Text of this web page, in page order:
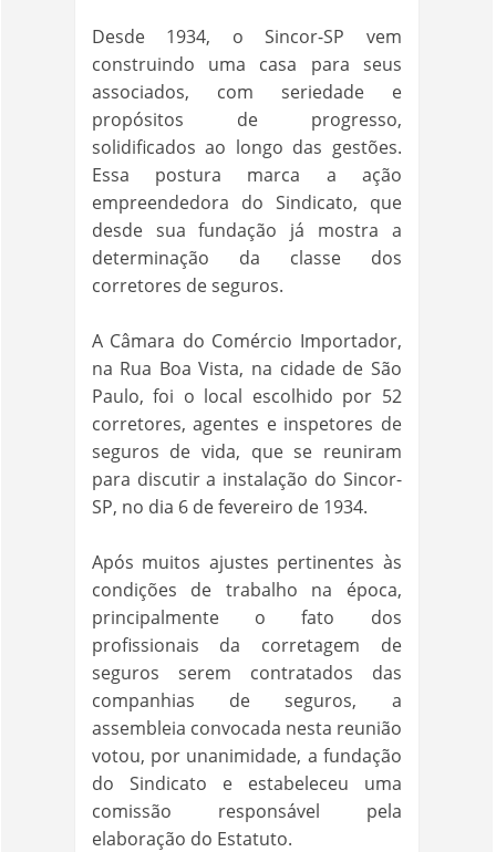
Desde 1934, o Sincor-SP vem
construindo uma casa para seus
associados, com seriedade e
propósitos de progresso,
solidificados ao longo das gestões.
Essa postura marca a ação
empreendedora do Sindicato, que
desde sua fundação já mostra a
determinação da classe dos
corretores de seguros.
A Câmara do Comércio Importador,
na Rua Boa Vista, na cidade de São
Paulo, foi o local escolhido por 52
corretores, agentes e inspetores de
seguros de vida, que se reuniram
para discutir a instalação do Sincor-
SP, no dia 6 de fevereiro de 1934.
Após muitos ajustes pertinentes às
condições de trabalho na época,
principalmente o fato dos
profissionais da corretagem de
seguros serem contratados das
companhias de seguros, a
assembleia convocada nesta reunião
votou, por unanimidade, a fundação
do Sindicato e estabeleceu uma
comissão responsável pela
elaboração do Estatuto.